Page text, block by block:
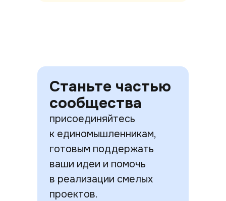
Станьте частью
сообщества
присоединяйтесь
к единомышленникам,
готовым поддержать
ваши идеи и помочь
в реализации смелых
проектов.